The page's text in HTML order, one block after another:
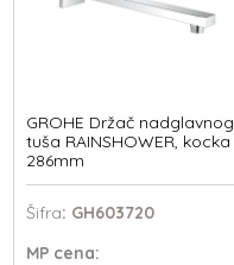
GROHE Držač nadglavnog
tuša RAINSHOWER, kocka
286mm
Šifra: GH603720
MP cena: